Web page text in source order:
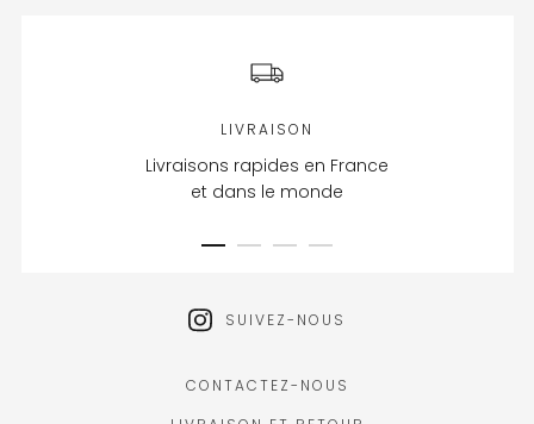
LIVRAISON
Livraisons rapides en France
et dans le monde
SUIVEZ-NOUS
CONTACTEZ-NOUS